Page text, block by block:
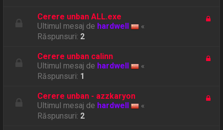
Cerere unban ALL.exe
Ultimul mesaj de hardwell
«
Răspunsuri: 2
Cerere unban calinn
Ultimul mesaj de hardwell
«
Răspunsuri: 1
Cerere unban - azzkaryon
Ultimul mesaj de hardwell
«
Răspunsuri: 2